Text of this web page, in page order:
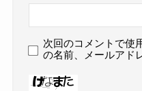
次回のコメントで使
の名前、メールアド